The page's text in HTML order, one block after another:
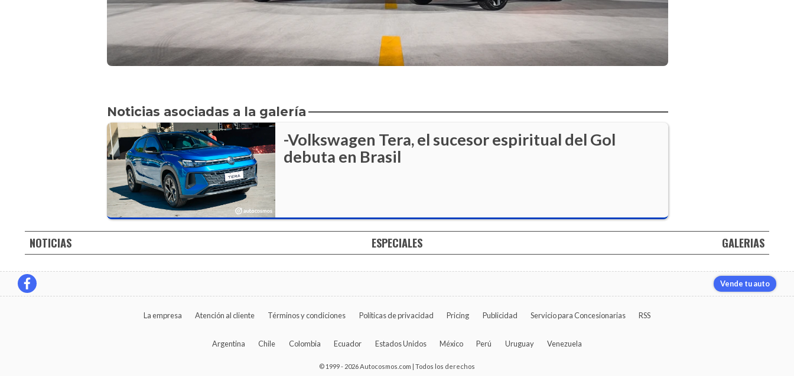
Noticias asociadas a la galería
-Volkswagen Tera, el sucesor espiritual del Gol
debuta en Brasil
NOTICIAS ESPECIALES GALERIAS
Vende tu auto
La empresa Atención al cliente Términos y condiciones Políticas de privacidad Pricing Publicidad Servicio para Concesionarias RSS
Argentina Chile Colombia Ecuador Estados Unidos México Perú Uruguay Venezuela
© 1999 - 2026 Autocosmos.com | Todos los derechos